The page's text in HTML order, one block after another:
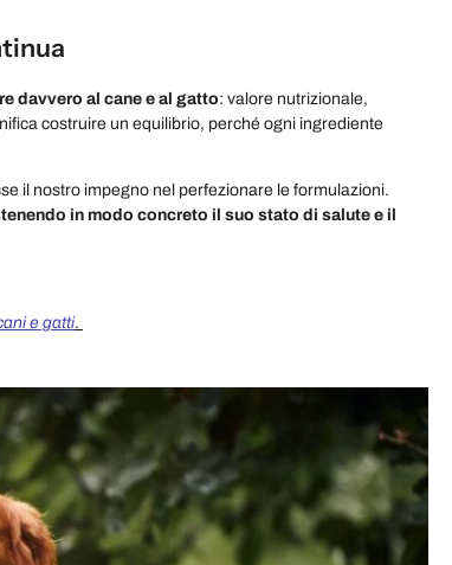
davvero al cane e al gatto: valore nutrizionale,
costruire un equilibrio, perché ogni ingrediente
il nostro impegno nel perfezionare le formulazioni.
in modo concreto il suo stato di salute e il
e gatti.